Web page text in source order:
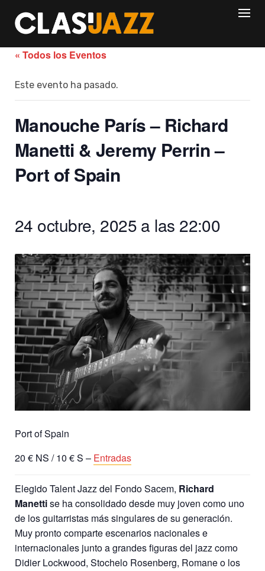
content
« Todos los Eventos
Este evento ha pasado.
Manouche París – Richard
Manetti & Jeremy Perrin –
Port of Spain
24 octubre, 2025 a las 22:00
Port of Spain
20 € NS / 10 € S – Entradas
Elegido Talent Jazz del Fondo Sacem, Richard
Manettise ha consolidado desde muy joven como uno
de los guitarristas más singulares de su generación.
Muy pronto comparte escenarios nacionales e
internacionales junto a grandes figuras del jazz como
Didier Lockwood, Stochelo Rosenberg, Romane o los